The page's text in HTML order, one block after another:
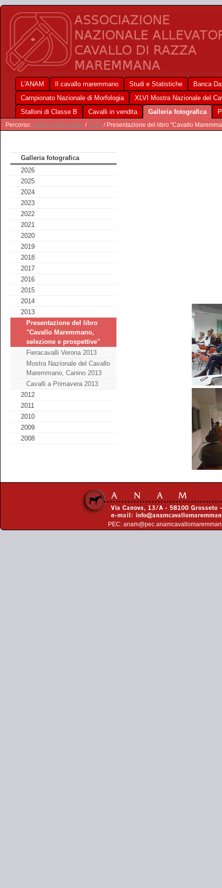
L'ANAM Il cavallo maremmano Studi e Statistiche
Banca
Campionato Nazionale di Morfologia
XLVI Mostra Nazionale del
Stalloni di Classe B
Cavalli in vendita Galleria fotografica
Percorso: Galleria fotografica /2013 / Presentazione del libro "Cavallo
Galleria fotografica
2026
2025
2024
2023
2022
2021
2020
2019
2018
2017
2016
2015
2014
2013
Presentazione del libro
"Cavallo Maremmano,
selezione e prospettive"
Fieracavalli Verona 2013
Mostra Nazionale del Cavallo
Maremmano, Canino 2013
Cavalli a Primavera 2013
2012
2011
2010
2009
2008
PEC: